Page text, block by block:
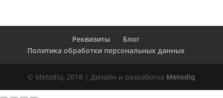
Реквизиты
Блог
Политика обработки персональных данных
© Metodiq, 2018 | Дизайн и разработка Metodiq